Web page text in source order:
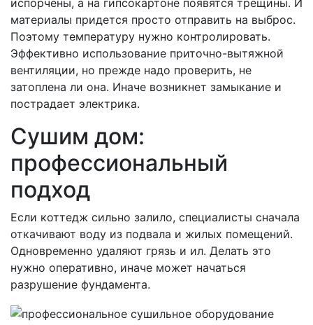
испорчены, а на гипсокартоне появятся трещины. И
материалы придется просто отправить на выброс.
Поэтому температуру нужно контролировать.
Эффективно использование приточно-вытяжной
вентиляции, но прежде надо проверить, не
затоплена ли она. Иначе возникнет замыкание и
пострадает электрика.
Сушим дом:
профессиональный
подход
Если коттедж сильно залило, специалисты сначала
откачивают воду из подвала и жилых помещений.
Одновременно удаляют грязь и ил. Делать это
нужно оперативно, иначе может начаться
разрушение фундамента.